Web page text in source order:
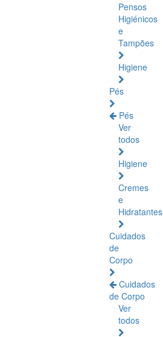
Pensos
Higiénicos
e
Tampões
Higiene
Pés
Pés
Ver
todos
Higiene
Cremes
e
Hidratantes
Cuidados
de
Corpo
Cuidados
de Corpo
Ver
todos